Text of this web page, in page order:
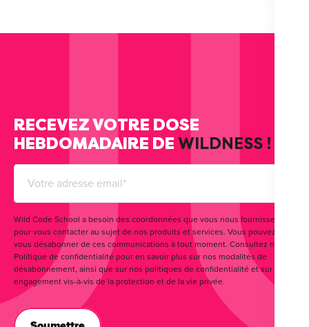
RECEVEZ VOTRE DOSE
HEBDOMADAIRE DE WILDNESS !
Wild Code School a besoin des coordonnées que vous nous fournissez
pour vous contacter au sujet de nos produits et services. Vous pouvez
vous désabonner de ces communications à tout moment. Consultez notre
Politique de confidentialité pour en savoir plus sur nos modalités de
désabonnement, ainsi que sur nos politiques de confidentialité et sur notre
engagement vis-à-vis de la protection et de la vie privée.